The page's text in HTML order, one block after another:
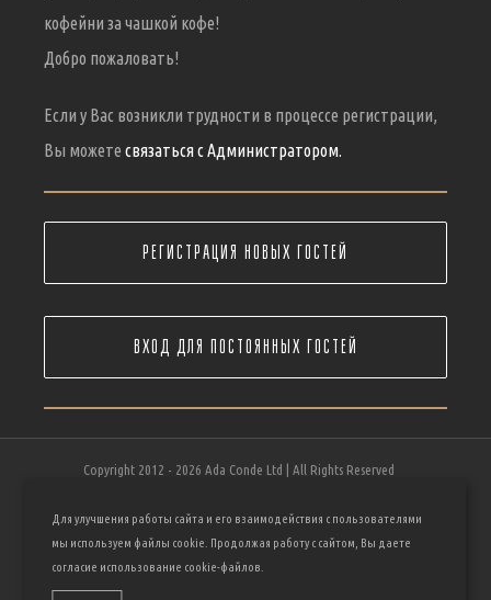
кофейни за чашкой кофе!
Добро пожаловать!
Если у Вас возникли трудности в процессе регистрации,
Вы можете связаться с Администратором.
РЕГИСТРАЦИЯ НОВЫХ ГОСТЕЙ
ВХОД ДЛЯ ПОСТОЯННЫХ ГОСТЕЙ
Copyright 2012 - 2026 Ada Conde Ltd | All Rights Reserved
конфиденциальности| Файлы кукис|Поддержка пользователей
Instagram
Telegram
Для улучшения работы сайта и его взаимодействия с пользователями
мы используем файлы cookie. Продолжая работу с сайтом, Вы даете
согласие использование cookie-файлов.